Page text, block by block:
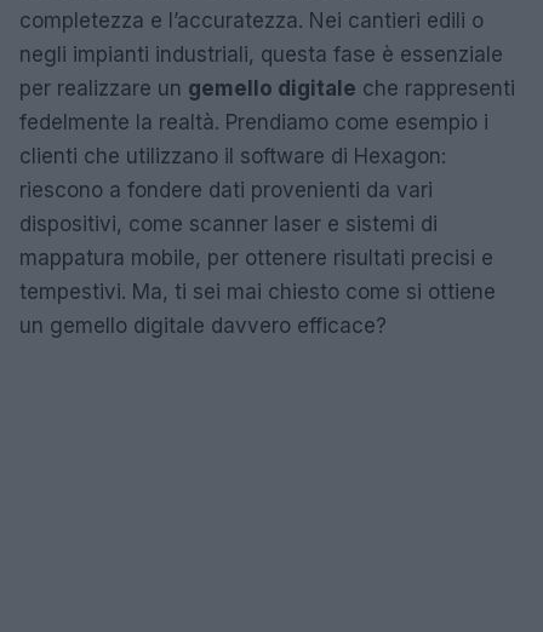
completezza e l’accuratezza. Nei cantieri edili o
negli impianti industriali, questa fase è essenziale
per realizzare un gemello digitale che rappresenti
fedelmente la realtà. Prendiamo come esempio i
clienti che utilizzano il software di Hexagon:
riescono a fondere dati provenienti da vari
dispositivi, come scanner laser e sistemi di
mappatura mobile, per ottenere risultati precisi e
tempestivi. Ma, ti sei mai chiesto come si ottiene
un gemello digitale davvero efficace?